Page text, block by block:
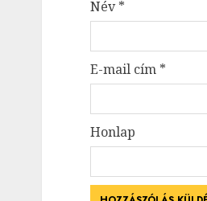
Név*
E-mail cím *
Honlap